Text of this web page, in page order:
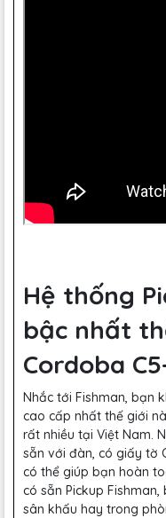
Hệ thống
bậc nhất
Cordoba
Nhắc tới Fishman, bạn
cao cấp nhất thế giới
rất nhiều tại Việt Nam.
sẵn với đàn, có giấy tờ
có thể giúp bạn hoàn
có sẵn Pickup
sân khấu hay trong